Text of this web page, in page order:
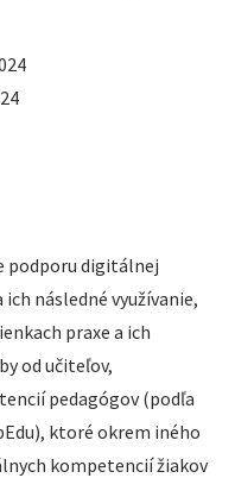
podporu digitálnej
následné využívanie,
praxe a ich
od učiteľov,
pedagógov (podľa
ktoré okrem iného
kompetencií žiakov